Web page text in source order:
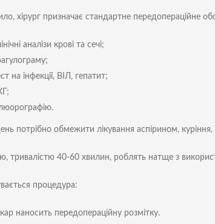
хірург призначає стандартне передопераційне
аналізи крові та сечі;
на інфекції, ВІЛ, гепатит;
потрібно обмежити лікування аспірином, куріння,
тривалістю 40-60 хвилин, роблять натще з
процедура:
наносить передопераційну розмітку.